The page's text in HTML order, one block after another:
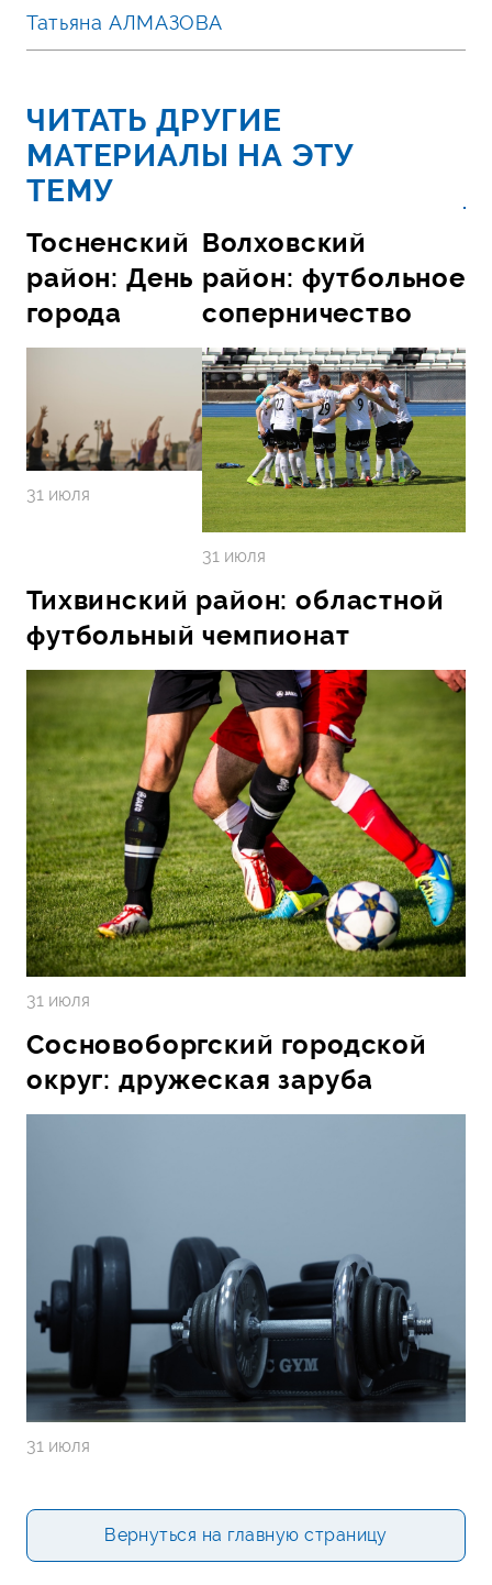
Татьяна АЛМАЗОВА
ЧИТАТЬ ДРУГИЕ
МАТЕРИАЛЫ НА ЭТУ
ТЕМУ
Тосненский
район: День
города
31 июля
Волховский
район: футбольное
соперничество
31 июля
Тихвинский район: областной
футбольный чемпионат
31 июля
Сосновоборгский городской
округ: дружеская заруба
31 июля
Вернуться на главную страницу